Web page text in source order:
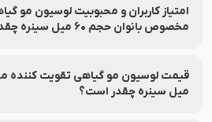
سینره بر روی حیوانات تست نشده است.
امتیاز کاربران و محبوبیت لوسیون مو
مخصوص بانوان حجم 60 میل سینره چقدر است؟
ثبت شده است.
میل سینره چقدر است؟